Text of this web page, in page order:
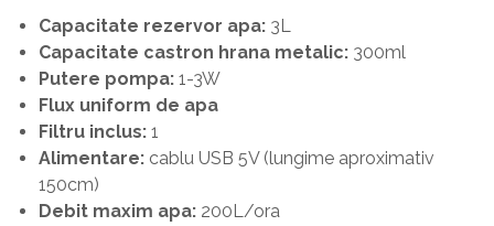
Capacitate rezervor apa: 3L
Capacitate castron hrana metalic: 300ml
Putere pompa: 1-3W
Flux uniform de apa
Filtru inclus: 1
Alimentare: cablu USB 5V (lungime aproximativ
150cm)
Debit maxim apa: 200L/ora